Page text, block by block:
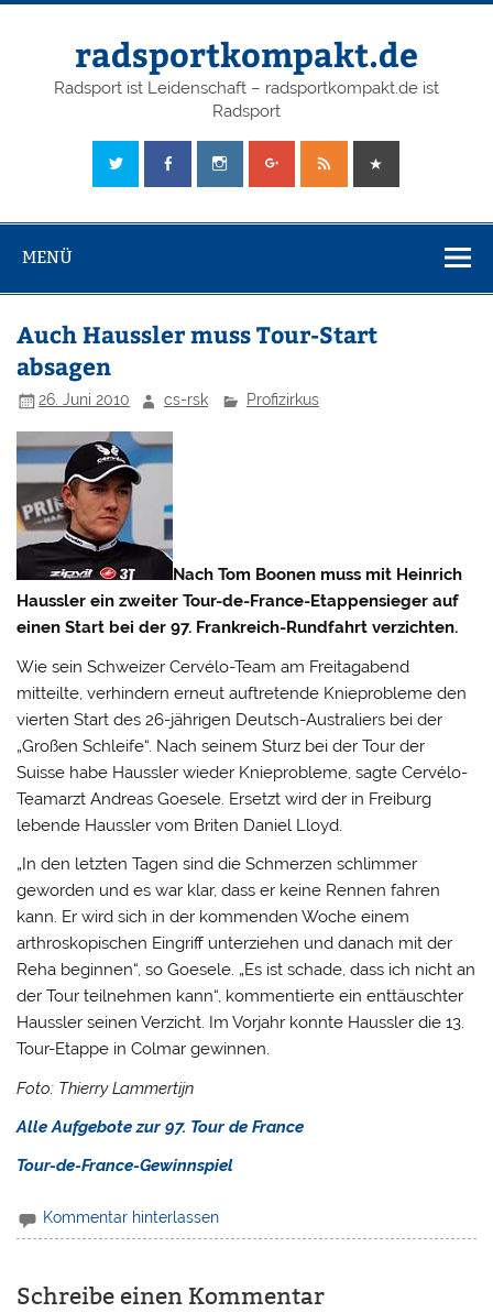
radsportkompakt.de
Radsport ist Leidenschaft – radsportkompakt.de ist
Radsport
MENÜ
Auch Haussler muss Tour-Start
absagen
26. Juni 2010 cs-rsk Profizirkus
Nach Tom Boonen muss mit Heinrich
Haussler ein zweiter Tour-de-France-Etappensieger auf
einen Start bei der 97. Frankreich-Rundfahrt verzichten.
Wie sein Schweizer Cervélo-Team am Freitagabend
mitteilte, verhindern erneut auftretende Knieprobleme den
vierten Start des 26-jährigen Deutsch-Australiers bei der
„Großen Schleife“. Nach seinem Sturz bei der Tour der
Suisse habe Haussler wieder Knieprobleme, sagte Cervélo-
Teamarzt Andreas Goesele. Ersetzt wird der in Freiburg
lebende Haussler vom Briten Daniel Lloyd.
„In den letzten Tagen sind die Schmerzen schlimmer
geworden und es war klar, dass er keine Rennen fahren
kann. Er wird sich in der kommenden Woche einem
arthroskopischen Eingriff unterziehen und danach mit der
Reha beginnen“, so Goesele. „Es ist schade, dass ich nicht an
der Tour teilnehmen kann“, kommentierte ein enttäuschter
Haussler seinen Verzicht. Im Vorjahr konnte Haussler die 13.
Tour-Etappe in Colmar gewinnen.
Foto: Thierry Lammertijn
Alle Aufgebote zur 97. Tour de France
Tour-de-France-Gewinnspiel
Kommentar hinterlassen
Schreibe einen Kommentar